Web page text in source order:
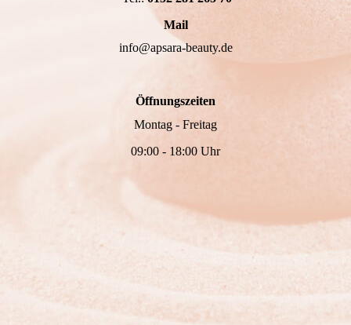
Mail
info@apsara-beauty.de
Öffnungszeiten
Montag - Freitag
09:00 - 18:00 Uhr